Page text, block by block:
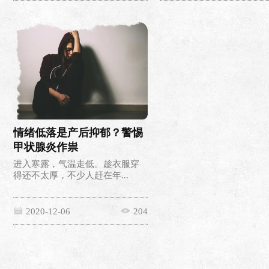
情绪低落是产后抑郁？警惕
甲状腺炎作祟
进入寒露，气温走低。趁衣服穿
得还不太厚，不少人赶在年...
2020-12-06 204